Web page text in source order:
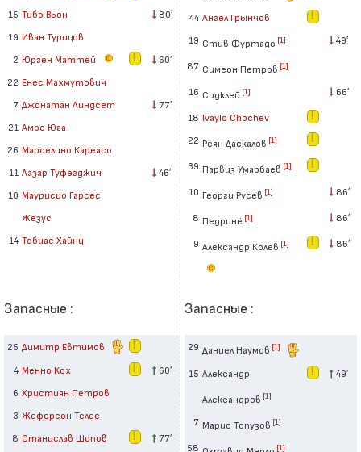
15 Тибо Вьон
80′
19 Иван Турицов
2 Юрген Маттей 60′
22 Енес Махмутович
7 Джонатан Линдсет
77′
21 Амос Юга
26 Марселино Кареасо
11 Лазар Туфегджич
46′
10 Маурисио Гарсес
Жезус
14 Тобиас Хайнц
Запасные :
25 Димитр Евтимов
4 Менно Кох
60′
6 Християн Петров
3 Жеферсон Телес
8 Станислав Шопов
77′
44 Ангел Грынчов
19 Стив Фуртадо [1] 49′
87 Симеон Петров [1]
16 Сидклей [1] 66′
18 Ivaylo Chochev
22 Реян Даскалов [1]
39 Парвиз Умарбаев [1]
10 Георги Русев [1] 86′
8 Педринё [1] 86′
9 Александр Колев [1] 86′
Запасные :
29 Даниел Наумов [1]
15 Александр
Александров [1]
49′
7 Марио Топузов [1]
58 [1]